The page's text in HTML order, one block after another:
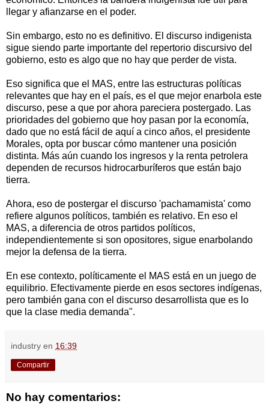
llegar y afianzarse en el poder.
Sin embargo, esto no es definitivo. El discurso indigenista
sigue siendo parte importante del repertorio discursivo del
gobierno, esto es algo que no hay que perder de vista.
Eso significa que el MAS, entre las estructuras políticas
relevantes que hay en el país, es el que mejor enarbola este
discurso, pese a que por ahora pareciera postergado. Las
prioridades del gobierno que hoy pasan por la economía,
dado que no está fácil de aquí a cinco años, el presidente
Morales, opta por buscar cómo mantener una posición
distinta. Más aún cuando los ingresos y la renta petrolera
dependen de recursos hidrocarburíferos que están bajo
tierra.
Ahora, eso de postergar el discurso 'pachamamista' como
refiere algunos políticos, también es relativo. En eso el
MAS, a diferencia de otros partidos políticos,
independientemente si son opositores, sigue enarbolando
mejor la defensa de la tierra.
En ese contexto, políticamente el MAS está en un juego de
equilibrio. Efectivamente pierde en esos sectores indígenas,
pero también gana con el discurso desarrollista que es lo
que la clase media demanda".
industry en 16:39
Compartir
No hay comentarios: